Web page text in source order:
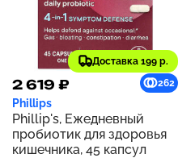
Доставка 199 р.
2 619 ₽ 262
Phillips
Phillip's, Ежедневный
пробиотик для здоровья
кишечника, 45 капсул